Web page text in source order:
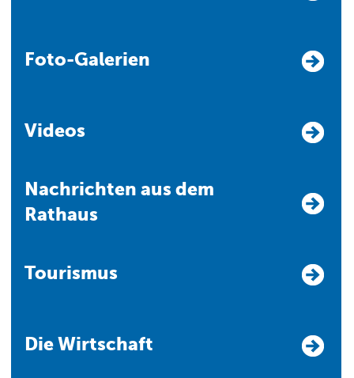
Foto-Galerien
Videos
Nachrichten aus dem
Rathaus
Tourismus
Die Wirtschaft